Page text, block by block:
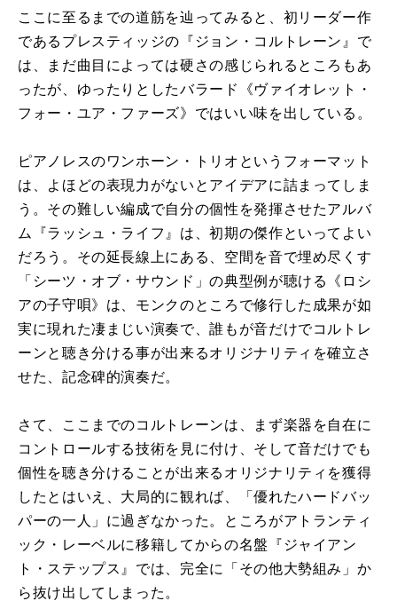
ここに至るまでの道筋を辿ってみると、初リーダー作
であるプレスティッジの『ジョン・コルトレーン』で
は、まだ曲目によっては硬さの感じられるところもあ
ったが、ゆったりとしたバラード《ヴァイオレット・
フォー・ユア・ファーズ》ではいい味を出している。
ピアノレスのワンホーン・トリオというフォーマット
は、よほどの表現力がないとアイデアに詰まってしま
う。その難しい編成で自分の個性を発揮させたアルバ
ム『ラッシュ・ライフ』は、初期の傑作といってよい
だろう。その延長線上にある、空間を音で埋め尽くす
「シーツ・オブ・サウンド」の典型例が聴ける《ロシ
アの子守唄》は、モンクのところで修行した成果が如
実に現れた凄まじい演奏で、誰もが音だけでコルトレ
ーンと聴き分ける事が出来るオリジナリティを確立さ
せた、記念碑的演奏だ。
さて、ここまでのコルトレーンは、まず楽器を自在に
コントロールする技術を見に付け、そして音だけでも
個性を聴き分けることが出来るオリジナリティを獲得
したとはいえ、大局的に観れば、「優れたハードバッ
パーの一人」に過ぎなかった。ところがアトランティ
ック・レーベルに移籍してからの名盤『ジャイアン
ト・ステップス』では、完全に「その他大勢組み」か
ら抜け出してしまった。